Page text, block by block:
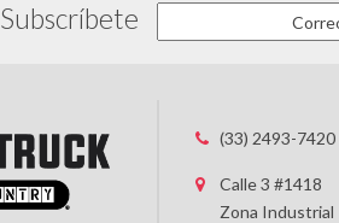
Subscríbete
(33) 2493-7420
Calle 3 #1418
Zona Industrial